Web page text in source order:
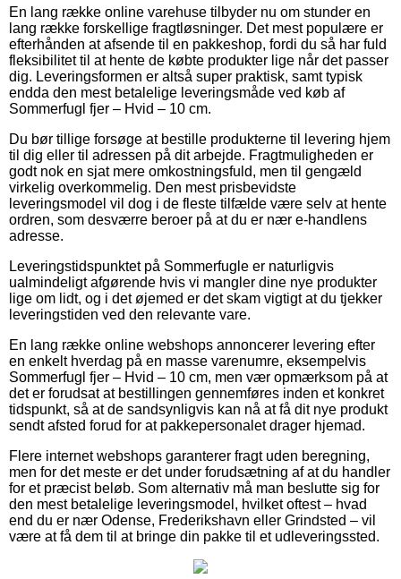
En lang række online varehuse tilbyder nu om stunder en
lang række forskellige fragtløsninger. Det mest populære er
efterhånden at afsende til en pakkeshop, fordi du så har fuld
fleksibilitet til at hente de købte produkter lige når det passer
dig. Leveringsformen er altså super praktisk, samt typisk
endda den mest betalelige leveringsmåde ved køb af
Sommerfugl fjer – Hvid – 10 cm.
Du bør tillige forsøge at bestille produkterne til levering hjem
til dig eller til adressen på dit arbejde. Fragtmuligheden er
godt nok en sjat mere omkostningsfuld, men til gengæld
virkelig overkommelig. Den mest prisbevidste
leveringsmodel vil dog i de fleste tilfælde være selv at hente
ordren, som desværre beroer på at du er nær e-handlens
adresse.
Leveringstidspunktet på Sommerfugle er naturligvis
ualmindeligt afgørende hvis vi mangler dine nye produkter
lige om lidt, og i det øjemed er det skam vigtigt at du tjekker
leveringstiden ved den relevante vare.
En lang række online webshops annoncerer levering efter
en enkelt hverdag på en masse varenumre, eksempelvis
Sommerfugl fjer – Hvid – 10 cm, men vær opmærksom på at
det er forudsat at bestillingen gennemføres inden et konkret
tidspunkt, så at de sandsynligvis kan nå at få dit nye produkt
sendt afsted forud for at pakkepersonalet drager hjemad.
Flere internet webshops garanterer fragt uden beregning,
men for det meste er det under forudsætning af at du handler
for et præcist beløb. Som alternativ må man beslutte sig for
den mest betalelige leveringsmodel, hvilket oftest – hvad
end du er nær Odense, Frederikshavn eller Grindsted – vil
være at få dem til at bringe din pakke til et udleveringssted.